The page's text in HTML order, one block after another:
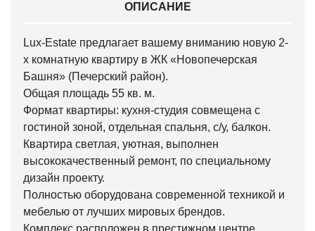
ОПИСАНИЕ
Lux-Estate предлагает вашему вниманию новую 2-
х комнатную квартиру в ЖК «Новопечерская
Башня» (Печерский район).
Общая площадь 55 кв. м.
Формат квартиры: кухня-студия совмещена с
гостиной зоной, отдельная спальня, с/у, балкон.
Квартира светлая, уютная, выполнен
высококачественный ремонт, по специальному
дизайн проекту.
Полностью оборудована современной техникой и
мебелью от лучших мировых брендов.